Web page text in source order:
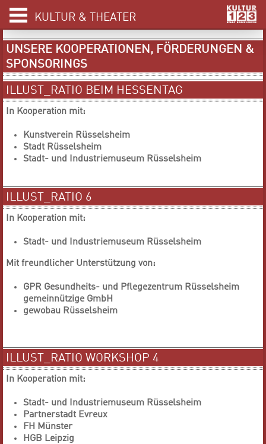
KULTUR & THEATER
UNSERE KOOPERATIONEN, FÖRDERUNGEN &
SPONSORINGS
ILLUST_RATIO BEIM HESSENTAG
In Kooperation mit:
Kunstverein Rüsselsheim
Stadt Rüsselsheim
Stadt- und Industriemuseum Rüsselsheim
ILLUST_RATIO 6
In Kooperation mit:
Stadt- und Industriemuseum Rüsselsheim
Mit freundlicher Unterstützung von:
GPR Gesundheits- und Pflegezentrum Rüsselsheim
gemeinnützige GmbH
gewobau Rüsselsheim
ILLUST_RATIO WORKSHOP 4
In Kooperation mit:
Stadt- und Industriemuseum Rüsselsheim
Partnerstadt Evreux
FH Münster
HGB Leipzig